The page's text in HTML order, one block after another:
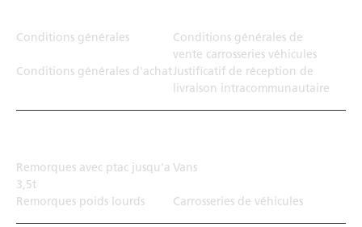
Conditions générales
Conditions générales de
vente carrosseries véhicules
Conditions générales d'achatJustificatif de réception de
livraison intracommunautaire
Remorques avec ptac jusqu'a
3,5t
Vans
Remorques poids lourds Carrosseries de véhicules